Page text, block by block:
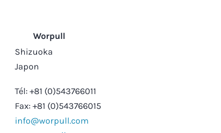
Worpull
Shizuoka
Japon
Tél: +81 (0)543766011
Fax: +81 (0)543766015
info@worpull.com